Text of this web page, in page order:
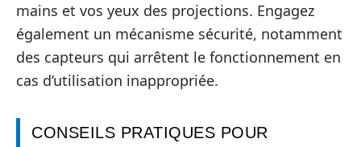
mains et vos yeux des projections. Engagez
également un mécanisme sécurité, notamment
des capteurs qui arrêtent le fonctionnement en
cas d’utilisation inappropriée.
CONSEILS PRATIQUES POUR